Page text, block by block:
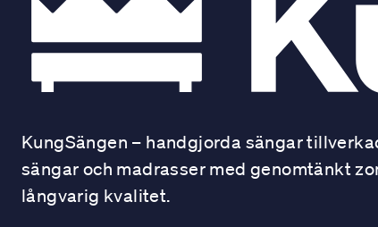
KungSängen – handgjorda sängar
sängar och madrasser med genomtänkt
långvarig kvalitet.